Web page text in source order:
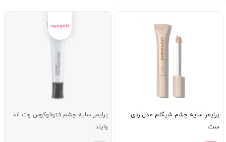
پرایمر سایه چشم شیگلم مدل ردی
ست
پرایمر سایه چشم فتوفوکوس وت اند
وایلد